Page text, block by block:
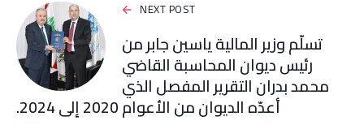
NEXT POST
تسلّم وزير المالية ياسين جابر من
رئيس ديوان المحاسبة القاضي
محمد بدران التقرير المفصل الذي
أعدّه الديوان من الأعوام 2020 إلى 2024.